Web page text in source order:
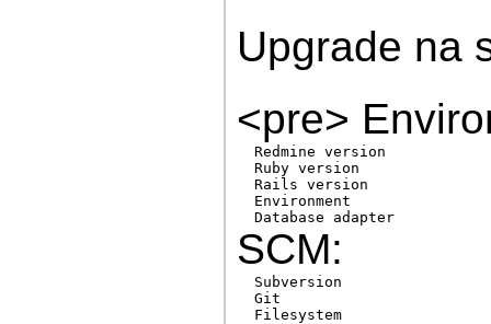
Upgrade na
<pre>
Redmine version
Ruby version
Rails version
Environment
Database
SCM:
Subversion
Git
  Filesystem